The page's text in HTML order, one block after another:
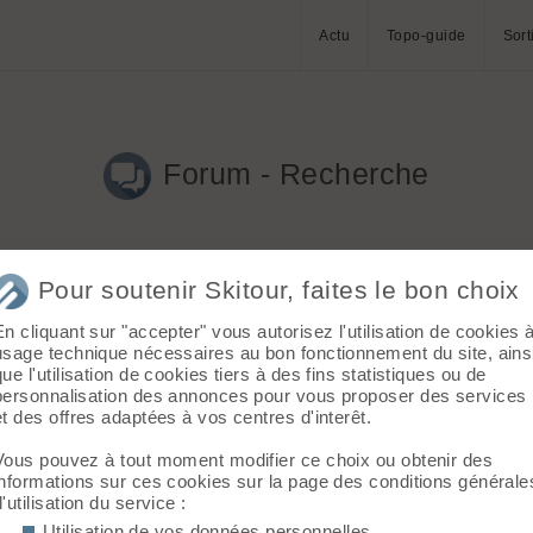
Actu Topo-guide
Forum - Recherche
Est ce que Volo les a eu gratos ? Auquel cas c'est un
entreprises du fait du temps passé par les employés sur
Pour soutenir Skitour, faites le bon choix
cliquant sur "accepter" vous autorisez l'utilisation de cookies à
technique nécessaires au bon fonctionnement du site,
l'utilisation de cookies tiers à des fins statistiques ou de
des annonces pour vous proposer des services
des offres adaptées à vos centres d'interêt.
pouvez à tout moment modifier ce choix ou obtenir des
sur ces cookies sur la page des conditions
du service :